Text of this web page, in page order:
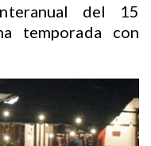
del 15
temporada con